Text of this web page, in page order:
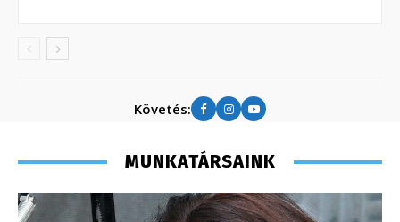
Követés:
MUNKATÁRSAINK